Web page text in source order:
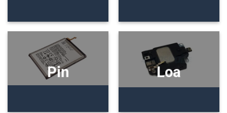
Pin Loa